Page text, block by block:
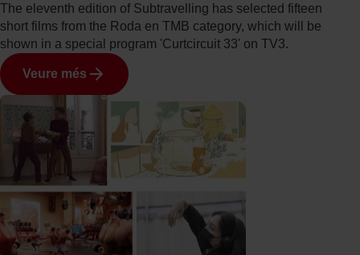
The eleventh edition of Subtravelling has selected fifteen
short films from the Roda en TMB category, which will be
shown in a special program 'Curtcircuit 33' on TV3.
Veure més